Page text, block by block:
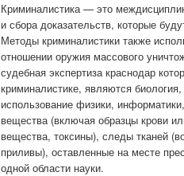
Криминалистика — это
и сбора доказательств, которые
Методы криминалистики также
отношении оружия массового
судебная экспертиза краснодар
криминалистике, являются
использование физики,
вещества (включая образцы крови
вещества, токсины), следы тканей
приливы), оставленные на месте
одной области науки.